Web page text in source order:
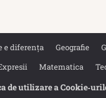
e diferența Geografie
Matematica
de utilizare a